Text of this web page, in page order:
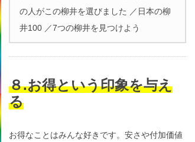
の人がこの柳井を選びました ／日本の柳
井100 ／7つの柳井を見つけよう
８.お得という印象を与え
る
お得なことはみんな好きです。安さや付加価値